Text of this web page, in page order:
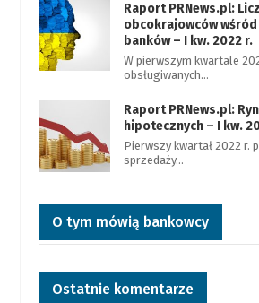
Raport PRNews.pl:
obcokrajowców
banków – I kw. 2022 r.
W pierwszym kwartale
obsługiwanych…
Raport PRNews.pl:
hipotecznych – I kw.
Pierwszy kwartał 2022 r.
sprzedaży…
O tym mówią bankowcy
Ostatnie komentarze